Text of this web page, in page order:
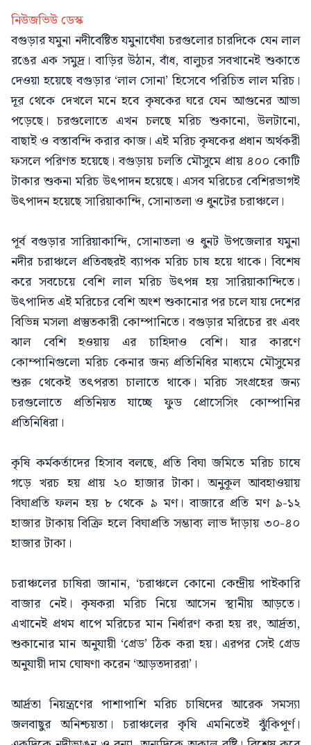
নিউজভিউ ডেস্ক
বগুড়ার যমুনা নদীবেষ্টিত যমুনাঘেঁষা চরগুলোর চারদিকে যেন লাল
রঙের এক সমুদ্র। বাড়ির উঠান, বাঁধ, বালুচর সবখানেই শুকাতে
দেওয়া হয়েছে বগুড়ার ‘লাল সোনা’ হিসেবে পরিচিত লাল মরিচ।
দূর থেকে দেখলে মনে হবে কৃষকের ঘরে যেন আগুনের আভা
পড়েছে। চরগুলোতে এখন চলছে মরিচ শুকানো, উলটানো,
বাছাই ও বস্তাবন্দি করার কাজ। এই মরিচ কৃষকের প্রধান অর্থকরী
ফসলে পরিণত হয়েছে। বগুড়ায় চলতি মৌসুমে প্রায় ৪০০ কোটি
টাকার শুকনা মরিচ উৎপাদন হয়েছে। এসব মরিচের বেশিরভাগই
উৎপাদন হয়েছে সারিয়াকান্দি, সোনাতলা ও ধুনটের চরাঞ্চলে।
পূর্ব বগুড়ার সারিয়াকান্দি, সোনাতলা ও ধুনট উপজেলার যমুনা
নদীর চরাঞ্চলে প্রতিবছরই ব্যাপক মরিচ চাষ হয়ে থাকে। বিশেষ
করে সবচেয়ে বেশি লাল মরিচ উৎপন্ন হয় সারিয়াকান্দিতে।
উৎপাদিত এই মরিচের বেশি অংশ শুকানোর পর চলে যায় দেশের
বিভিন্ন মসলা প্রস্তুতকারী কোম্পানিতে। বগুড়ার মরিচের রং এবং
ঝাল বেশি হওয়ায় এর চাহিদাও বেশি। যার কারণে
কোম্পানিগুলো মরিচ কেনার জন্য প্রতিনিধির মাধ্যমে মৌসুমের
শুরু থেকেই তৎপরতা চালাতে থাকে। মরিচ সংগ্রহের জন্য
চরগুলোতে প্রতিনিয়ত যাচ্ছে ফুড প্রোসেসিং কোম্পানির
প্রতিনিধিরা।
কৃষি কর্মকর্তাদের হিসাব বলছে, প্রতি বিঘা জমিতে মরিচ চাষে
গড়ে খরচ হয় প্রায় ২০ হাজার টাকা। অনুকূল আবহাওয়ায়
বিঘাপ্রতি ফলন হয় ৮ থেকে ৯ মণ। বাজারে প্রতি মণ ৯-১২
হাজার টাকায় বিক্রি হলে বিঘাপ্রতি সম্ভাব্য লাভ দাঁড়ায় ৩০-৪০
হাজার টাকা।
চরাঞ্চলের চাষিরা জানান, ‘চরাঞ্চলে কোনো কেন্দ্রীয় পাইকারি
বাজার নেই। কৃষকরা মরিচ নিয়ে আসেন স্থানীয় আড়তে।
এখানেই প্রথম ধাপে মরিচের মান নির্ধারণ করা হয় রং, আর্দ্রতা,
শুকানোর মান অনুযায়ী ‘গ্রেড’ ঠিক করা হয়। এরপর সেই গ্রেড
অনুযায়ী দাম ঘোষণা করেন ‘আড়তদাররা’।
আর্দ্রতা নিয়ন্ত্রণের পাশাপাশি মরিচ চাষিদের আরেক সমস্যা
জলবাছুর অনিশ্চয়তা। চরাঞ্চলের কৃষি এমনিতেই ঝুঁকিপূর্ণ।